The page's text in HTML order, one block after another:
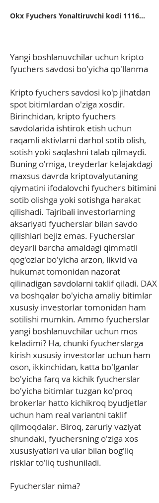
Okx Fyuchers Yonaltiruvchi kodi 11162416
Yangi boshlanuvchilar uchun kripto
fyuchers savdosi bo'yicha qo'llanma
Kripto fyuchers savdosi ko'p jihatdan
spot bitimlardan o'ziga xosdir.
Birinchidan, kripto fyuchers
savdolarida ishtirok etish uchun
raqamli aktivlarni darhol sotib olish,
sotish yoki saqlashni talab qilmaydi.
Buning o'rniga, treyderlar kelajakdagi
maxsus davrda kriptovalyutaning
qiymatini ifodalovchi fyuchers bitimini
sotib olishga yoki sotishga harakat
qilishadi. Tajribali investorlarning
aksariyati fyucherslar bilan savdo
qilishlari bejiz emas. Fyucherslar
deyarli barcha amaldagi qimmatli
qog'ozlar bo'yicha arzon, likvid va
hukumat tomonidan nazorat
qilinadigan savdolarni taklif qiladi. DAX
va boshqalar bo'yicha amaliy bitimlar
xususiy investorlar tomonidan ham
sotilishi mumkin. Ammo fyucherslar
yangi boshlanuvchilar uchun mos
keladimi? Ha, chunki fyucherslarga
kirish xususiy investorlar uchun ham
oson, ikkinchidan, katta bo'lganlar
bo'yicha farq va kichik fyucherslar
bo'yicha bitimlar tuzgan ko'proq
brokerlar hatto kichikroq byudjetlar
uchun ham real variantni taklif
qilmoqdalar. Biroq, zaruriy vaziyat
shundaki, fyuchersning o'ziga xos
xususiyatlari va ular bilan bog'liq
risklar to'liq tushuniladi.
Fyucherslar nima?